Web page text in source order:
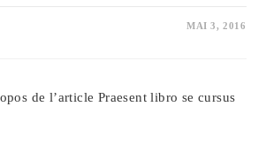
MAI 3, 2016